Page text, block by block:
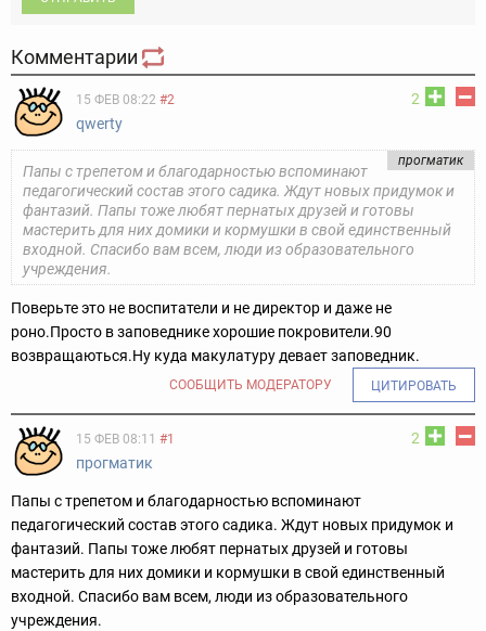
Комментарии
2
15 ФЕВ 08:22 #2
qwerty
прогматик
Папы с трепетом и благодарностью вспоминают
педагогический состав этого садика. Ждут новых придумок и
фантазий. Папы тоже любят пернатых друзей и готовы
мастерить для них домики и кормушки в свой единственный
входной. Спасибо вам всем, люди из образовательного
учреждения.
Поверьте это не воспитатели и не директор и даже не
роно.Просто в заповеднике хорошие покровители.90
возвращаються.Ну куда макулатуру девает заповедник.
СООБЩИТЬ МОДЕРАТОРУ ЦИТИРОВАТЬ
2
15 ФЕВ 08:11 #1
прогматик
Папы с трепетом и благодарностью вспоминают
педагогический состав этого садика. Ждут новых придумок и
фантазий. Папы тоже любят пернатых друзей и готовы
мастерить для них домики и кормушки в свой единственный
входной. Спасибо вам всем, люди из образовательного
учреждения.